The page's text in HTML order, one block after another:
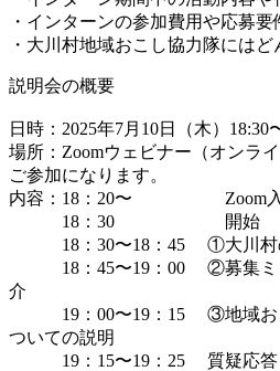
・インターンの参加費用や応募
・大川村地域おこし協力隊には
説明会の概要
日時：2025年7月10日（木）18:30
場所：Zoomウェビナー（オン
ご参加になります。
内容：18：20〜 Zoom入
18：30 開始
18：30〜18：45 ①大川村
18：45〜19：00 ②募集ミッ
介
19：00〜19：15 ③地域おこ
ついての説明
19：15〜19：25 質疑応答